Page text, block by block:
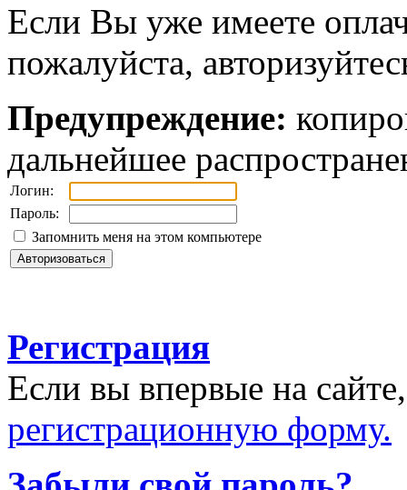
Если Вы уже имеете
пожалуйста,
Предупреждение:
дальнейшее
Логин:
Пароль:
Запомнить меня на этом компьютере
Регистрация
Если вы впервые на
регистрационную форму.